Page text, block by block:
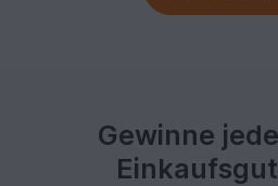
Gewinne